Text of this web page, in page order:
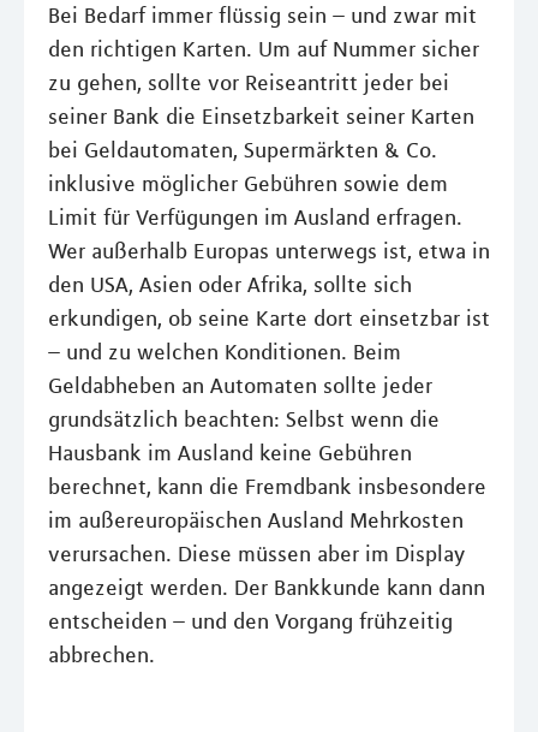
Bei Bedarf immer flüssig sein – und zwar mit
den richtigen Karten. Um auf Nummer sicher
zu gehen, sollte vor Reiseantritt jeder bei
seiner Bank die Einsetzbarkeit seiner Karten
bei Geldautomaten, Supermärkten & Co.
inklusive möglicher Gebühren sowie dem
Limit für Verfügungen im Ausland erfragen.
Wer außerhalb Europas unterwegs ist, etwa in
den USA, Asien oder Afrika, sollte sich
erkundigen, ob seine Karte dort einsetzbar ist
– und zu welchen Konditionen. Beim
Geldabheben an Automaten sollte jeder
grundsätzlich beachten: Selbst wenn die
Hausbank im Ausland keine Gebühren
berechnet, kann die Fremdbank insbesondere
im außereuropäischen Ausland Mehrkosten
verursachen. Diese müssen aber im Display
angezeigt werden. Der Bankkunde kann dann
entscheiden – und den Vorgang frühzeitig
abbrechen.